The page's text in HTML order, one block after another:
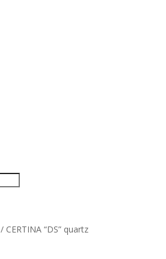
/ CERTINA “DS” quartz